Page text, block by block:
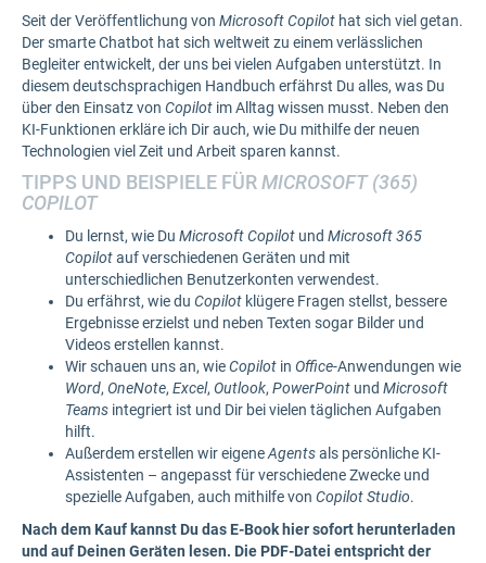
Seit der Veröffentlichung von Microsoft Copilot hat sich viel getan.
Der smarte Chatbot hat sich weltweit zu einem verlässlichen
Begleiter entwickelt, der uns bei vielen Aufgaben unterstützt. In
diesem deutschsprachigen Handbuch erfährst Du alles, was Du
über den Einsatz von Copilot im Alltag wissen musst. Neben den
KI-Funktionen erkläre ich Dir auch, wie Du mithilfe der neuen
Technologien viel Zeit und Arbeit sparen kannst.
TIPPS UND BEISPIELE FÜR MICROSOFT (365)
COPILOT
Du lernst, wie Du Microsoft Copilot und Microsoft 365
Copilotauf verschiedenen Geräten und mit
unterschiedlichen Benutzerkonten verwendest.
Du erfährst, wie du Copilot klügere Fragen stellst, bessere
Ergebnisse erzielst und neben Texten sogar Bilder und
Videos erstellen kannst.
Wir schauen uns an, wieCopilot in Office-Anwendungen wie
Word, OneNote, Excel, Outlook, PowerPoint und Microsoft
Teams integriert ist und Dir bei vielen täglichen Aufgaben
hilft.
Außerdem erstellen wir eigeneAgentsals persönliche KI-
Assistenten – angepasst für verschiedene Zwecke und
spezielle Aufgaben, auch mithilfe von Copilot Studio.
Nach dem Kauf kannst Du das E-Book hier sofort herunterladen
und auf Deinen Geräten lesen. Die PDF-Datei entspricht der